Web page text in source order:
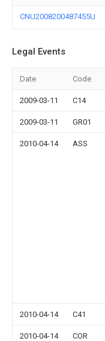
CNU2008200487455U
Legal Events
Date Code
2009-03-11 C14
2009-03-11 GR01
2010-04-14 ASS
2010-04-14 C41
2010-04-14 COR